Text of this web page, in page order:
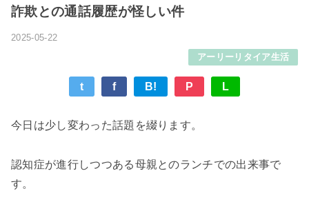
詐欺との通話履歴が怪しい件
2025-05-22
アーリーリタイア生活
t f B! P L
今日は少し変わった話題を綴ります。
認知症が進行しつつある母親とのランチでの出来事で
す。